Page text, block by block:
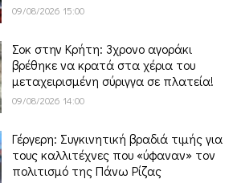
09/08/2026 15:00
Σοκ στην Κρήτη: 3χρονο αγοράκι
βρέθηκε να κρατά στα χέρια του
μεταχειρισμένη σύριγγα σε πλατεία!
09/08/2026 14:00
Γέργερη: Συγκινητική βραδιά τιμής για
τους καλλιτέχνες που «ύφαναν» τον
πολιτισμό της Πάνω Ρίζας